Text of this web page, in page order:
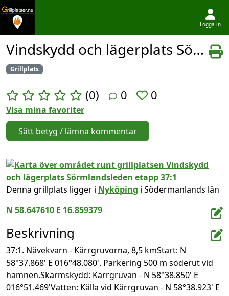
Logga in
Vindskydd och lägerplats Sörmlandsleden etapp 37:1
Grillplats
(0) 0 0
Visa mina favoriter
Sätt betyg / lämna kommentar
Denna grillplats ligger i Nyköping i Södermanlands län
N 58.647610 E 16.859379
Beskrivning
37:1. Nävekvarn - Kärrgruvorna, 8,5 kmStart: N
58°37.868' E 016°48.080'. Parkering 500 m söderut vid
hamnen.Skärmskydd: Kärrgruvan - N 58°38.850' E
016°51.469'Vatten: Källa vid Kärrgruvan - N 58°38.923' E